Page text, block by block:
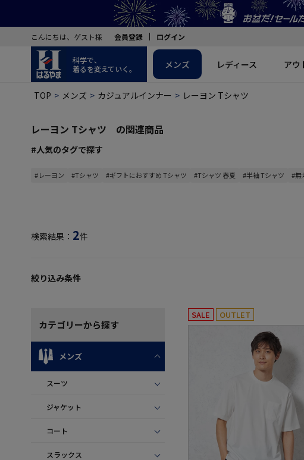
こんにちは、ゲスト様 会員登録 ログイン
科学で、
着るを変えていく。
メンズ レディース アウ
TOP メンズ カジュアルインナー レーヨン Tシャツ
レーヨン Tシャツ の関連商品
#人気のタグで探す
#レーヨン #Tシャツ #ギフトにおすすめ Tシャツ #Tシャツ 春夏 #半袖 Tシャツ #無
検索結果： 2件
絞り込み条件
カテゴリーから探す
メンズ
スーツ
ジャケット
コート
スラックス
SALE OUTLET